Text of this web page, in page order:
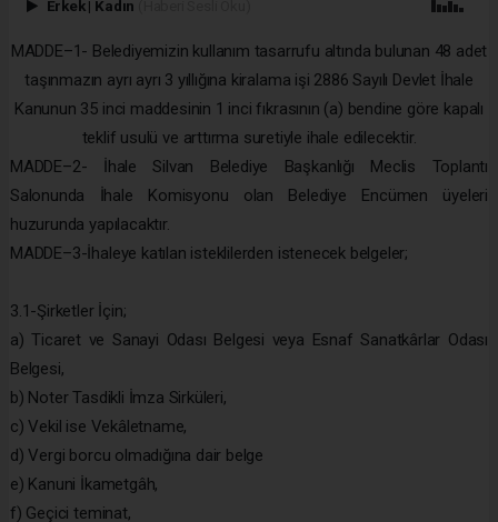
Erkek | Kadın
MADDE–1- Belediyemizin kullanım tasarrufu altında bulunan 48 adet
taşınmazın ayrı ayrı 3 yıllığına kiralama işi 2886 Sayılı Devlet İhale
Kanunun 35 inci maddesinin 1 inci fıkrasının (a) bendine göre kapalı
teklif usulü ve arttırma suretiyle ihale edilecektir.
MADDE–2- İhale Silvan Belediye Başkanlığı Meclis Toplantı
Salonunda İhale Komisyonu olan Belediye Encümen üyeleri
huzurunda yapılacaktır.
MADDE–3-İhaleye katılan isteklilerden istenecek belgeler;
3.1-Şirketler İçin;
a) Ticaret ve Sanayi Odası Belgesi veya Esnaf Sanatkârlar Odası
Belgesi,
b) Noter Tasdikli İmza Sirküleri,
c) Vekil ise Vekâletname,
d) Vergi borcu olmadığına dair belge
e) Kanuni İkametgâh,
f) Geçici teminat,